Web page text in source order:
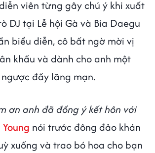
viên từng gây chú ý khi xuất
DJ tại Lễ hội Gà và Bia Daegu
biểu diễn, cô bất ngờ mời vị
khấu và dành cho anh một
đầy lãng mạn.
ơn anh đã đồng ý kết hôn với
nói trước đông đảo khán
xuống và trao bó hoa cho bạn